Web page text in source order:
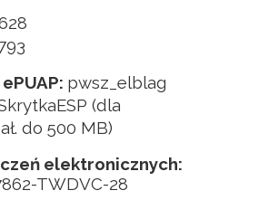
pwsz_elblag
(dla
do 500 MB)
elektronicznych:
TWDVC-28